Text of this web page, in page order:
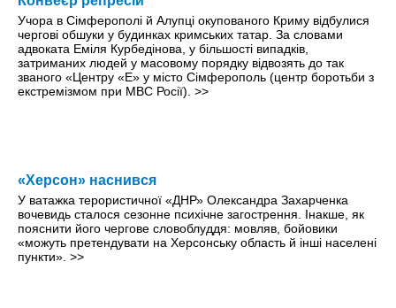
Учора в Сімферополі й Алупці окупованого Криму відбулися
чергові обшуки у будинках кримських татар. За словами
адвоката Еміля Курбедінова, у більшості випадків,
затриманих людей у масовому порядку відвозять до так
званого «Центру «Е» у місто Сімферополь (центр боротьби з
екстремізмом при МВС Росії). >>
«Херсон» наснився
У ватажка терористичної «ДНР» Олександра Захарченка
вочевидь сталося сезонне психічне загострення. Інакше, як
пояснити його чергове словоблуддя: мовляв, бойовики
«можуть претендувати на Херсонську область й інші населені
пункти». >>